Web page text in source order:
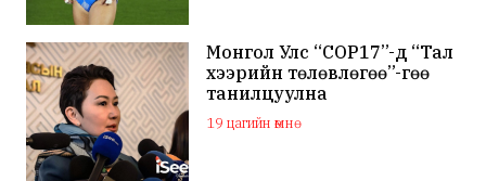
Монгол Улс “COP17”-д “Тал
хээрийн төлөвлөгөө”-гөө
танилцуулна
19 цагийн өмнө